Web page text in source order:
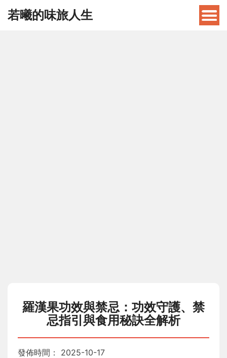
若曦的味旅人生
羅漢果功效與禁忌：功效守護、禁
忌指引與食用秘訣全解析
發佈時間： 2025-10-17